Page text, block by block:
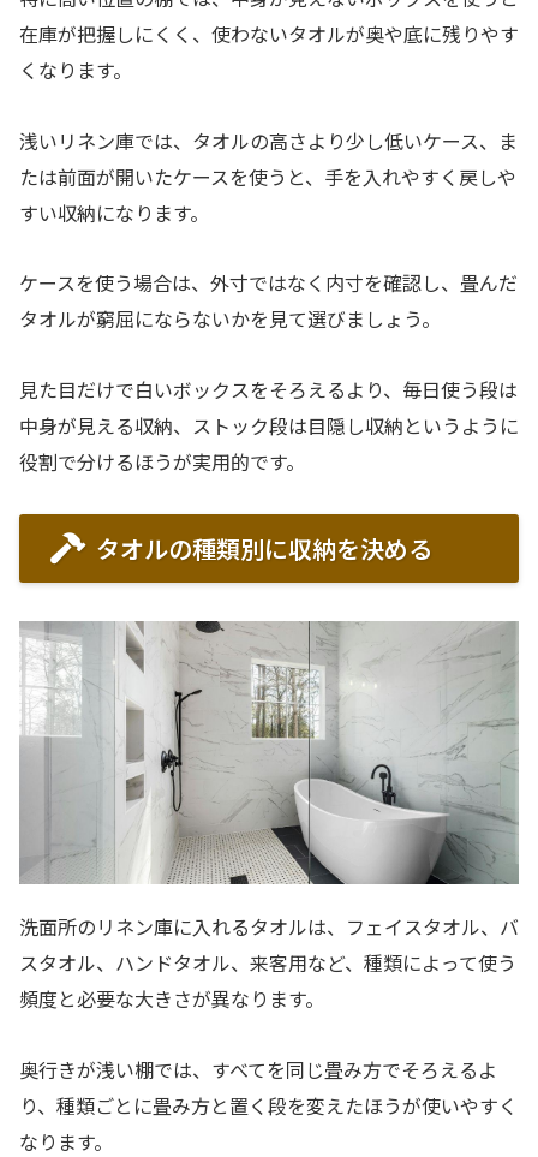
在庫が把握しにくく、使わないタオルが奥や底に残りやす
くなります。
浅いリネン庫では、タオルの高さより少し低いケース、ま
たは前面が開いたケースを使うと、手を入れやすく戻しや
すい収納になります。
ケースを使う場合は、外寸ではなく内寸を確認し、畳んだ
タオルが窮屈にならないかを見て選びましょう。
見た目だけで白いボックスをそろえるより、毎日使う段は
中身が見える収納、ストック段は目隠し収納というように
役割で分けるほうが実用的です。
タオルの種類別に収納を決める
洗面所のリネン庫に入れるタオルは、フェイスタオル、バ
スタオル、ハンドタオル、来客用など、種類によって使う
頻度と必要な大きさが異なります。
奥行きが浅い棚では、すべてを同じ畳み方でそろえるよ
り、種類ごとに畳み方と置く段を変えたほうが使いやすく
なります。